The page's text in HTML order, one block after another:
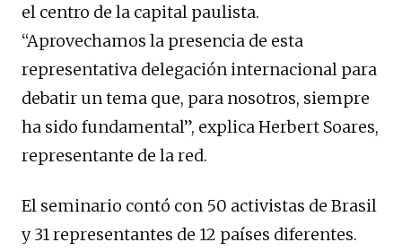
el centro de la capital paulista.
“Aprovechamos la presencia de esta
representativa delegación internacional para
debatir un tema que, para nosotros, siempre
ha sido fundamental”, explica Herbert Soares,
representante de la red.
El seminario contó con 50 activistas de Brasil
y 31 representantes de 12 países diferentes.